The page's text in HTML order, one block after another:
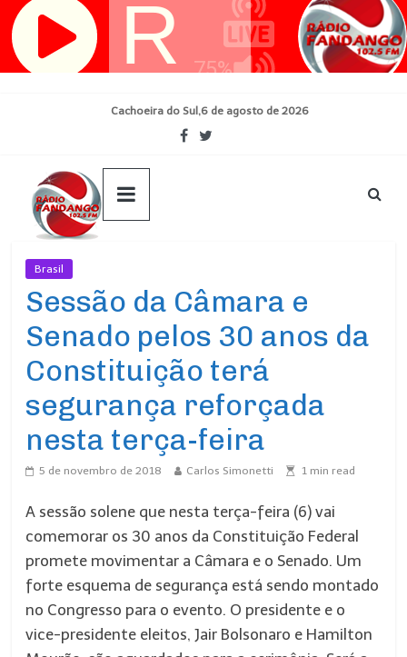
Pular
para
Cachoeira do Sul,6 de agosto de 2026
Brasil
Sessão da Câmara e
Senado pelos 30 anos da
Constituição terá
segurança reforçada
nesta terça-feira
5 de novembro de 2018 Carlos Simonetti 1 min read
A sessão solene que nesta terça-feira (6) vai
comemorar os 30 anos da Constituição Federal
promete movimentar a Câmara e o Senado. Um
forte esquema de segurança está sendo montado
no Congresso para o evento. O presidente e o
vice-presidente eleitos, Jair Bolsonaro e Hamilton